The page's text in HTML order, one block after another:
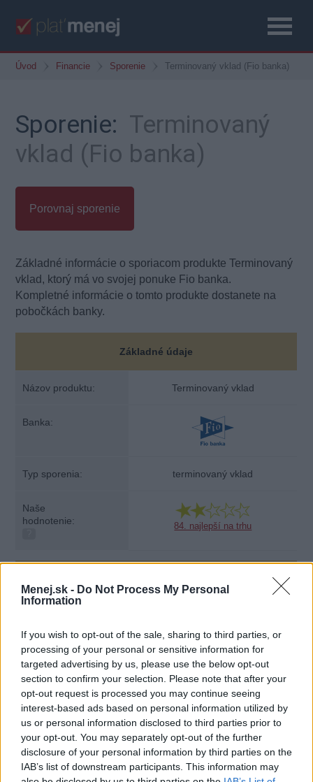
Menej.sk - Do Not Process My Personal
Information
If you wish to opt-out of the sale, sharing to third parties, or
processing of your personal or sensitive information for
targeted advertising by us, please use the below opt-out
section to confirm your selection. Please note that after your
opt-out request is processed you may continue seeing
interest-based ads based on personal information utilized by
us or personal information disclosed to third parties prior to
your opt-out. You may separately opt-out of the further
disclosure of your personal information by third parties on the
IAB’s list of downstream participants. This information may
Úvod Financie Sporenie Terminovaný vklad (Fio banka)
Sporenie: Terminovaný
vklad (Fio banka)
Porovnaj sporenie
Základné informácie o sporiacom produkte Terminovaný
vklad, ktorý má vo svojej ponuke Fio banka.
Kompletné informácie o tomto produkte dostanete na
pobočkách banky.
Základné údaje
Názov produktu: Terminovaný vklad
Banka:
Typ sporenia: terminovaný vklad
Naše
hodnotenie:
84. najlepší na trhu
Výpovedná lehota: 48 mesiacov
Minimálny vklad: 100,00 €
Min. mesačný vklad:
Viazanosť na bežný účet: nie